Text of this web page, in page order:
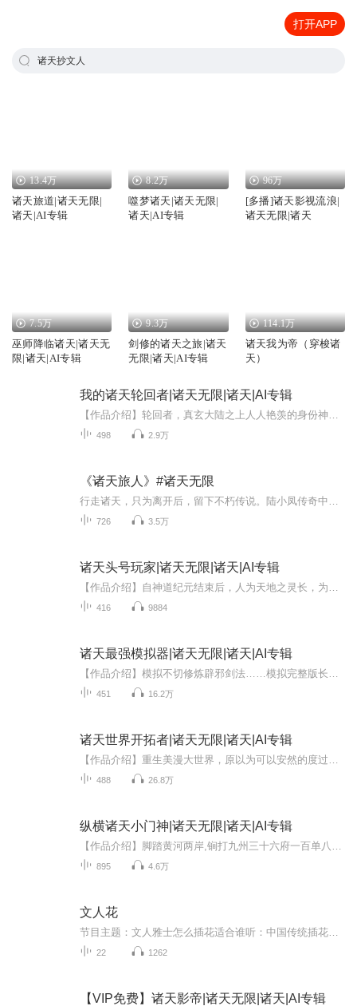
打开APP
诸天抄文人
13.4万
诸天旅道|诸天无限|
诸天|AI专辑
8.2万
噬梦诸天|诸天无限|
诸天|AI专辑
96万
[多播]诸天影视流浪|
诸天无限|诸天
7.5万
巫师降临诸天|诸天无
限|诸天|AI专辑
9.3万
剑修的诸天之旅|诸天
无限|诸天|AI专辑
114.1万
诸天我为帝（穿梭诸
天）
我的诸天轮回者|诸天无限|诸天|AI专辑
498 2.9万
《诸天旅人》#诸天无限
726 3.5万
诸天头号玩家|诸天无限|诸天|AI专辑
416 9884
诸天最强模拟器|诸天无限|诸天|AI专辑
451 16.2万
诸天世界开拓者|诸天无限|诸天|AI专辑
488 26.8万
纵横诸天小门神|诸天无限|诸天|AI专辑
895 4.6万
文人花
22 1262
【VIP免费】诸天影帝|诸天无限|诸天|AI专辑